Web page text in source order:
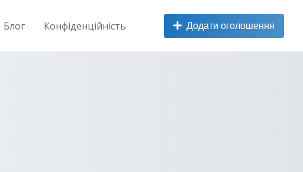
Блог Конфіденційність Додати оголошення